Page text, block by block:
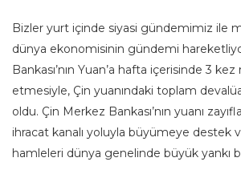
Bizler yurt içinde siyasi gündemimiz ile
dünya ekonomisinin gündemi
Bankası’nın Yuan’a hafta içerisinde 3
etmesiyle, Çin yuanındaki toplam
oldu. Çin Merkez Bankası’nın yuanı
ihracat kanalı yoluyla büyümeye destek
hamleleri dünya genelinde büyük yankı